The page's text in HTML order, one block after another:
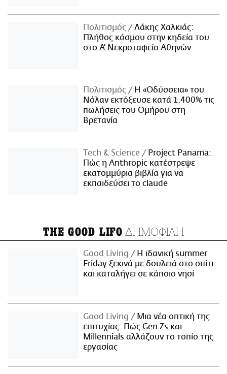
Πολιτισμός
Λάκης Χαλκιάς:
Πλήθος κόσμου στην κηδεία του
στο Α' Νεκροταφείο Αθηνών
Πολιτισμός
Η «Οδύσσεια» του
Νόλαν εκτόξευσε κατά 1.400% τις
πωλήσεις του Ομήρου στη
Βρετανία
Τech & Science
Project Panama:
Πώς η Anthropic κατέστρεψε
εκατομμύρια βιβλία για να
εκπαιδεύσει το claude
THE GOOD LIFO ΔΗΜΟΦΙΛΗ
Good Living
Η ιδανική summer
Friday ξεκινά με δουλειά στο σπίτι
και καταλήγει σε κάποιο νησί
Good Living
Μια νέα οπτική της
επιτυχίας: Πώς Gen Zs και
Millennials αλλάζουν το τοπίο της
εργασίας